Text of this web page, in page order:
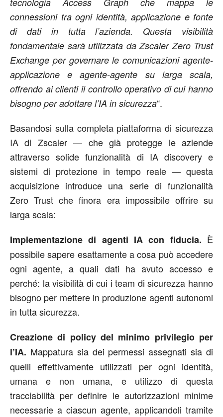
connessioni tra ogni identità, applicazione e fonte
di dati in tutta l’azienda. Questa visibilità
fondamentale sarà utilizzata da Zscaler Zero Trust
Exchange per governare le comunicazioni agente-
applicazione e agente-agente su larga scala,
offrendo ai clienti il controllo operativo di cui hanno
bisogno per adottare l’IA in sicurezza“.
Basandosi sulla completa piattaforma di sicurezza
IA di Zscaler— che già protegge le aziende
attraverso solide funzionalità di IA discovery e
sistemi di protezione in tempo reale — questa
acquisizione introduce una serie di funzionalità
Zero Trust che finora era impossibile offrire su
larga scala:
Implementazione di agenti IA con fiducia. È
possibile sapere esattamente a cosa può accedere
ogni agente, a quali dati ha avuto accesso e
perché: la visibilità di cui i team di sicurezza hanno
bisogno per mettere in produzione agenti autonomi
in tutta sicurezza.
Creazione di policy del minimo privilegio per
l’IA. Mappatura sia dei permessi assegnati sia di
quelli effettivamente utilizzati per ogni identità,
umana e non umana, e utilizzo di questa
tracciabilità per definire le autorizzazioni minime
necessarie a ciascun agente, applicandoli tramite